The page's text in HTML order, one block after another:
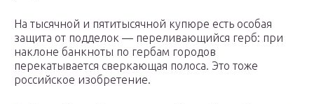
На тысячной и пятитысячной купюре есть особая
защита от подделок — переливающийся герб: при
наклоне банкноты по гербам городов
перекатывается сверкающая полоса. Это тоже
российское изобретение.